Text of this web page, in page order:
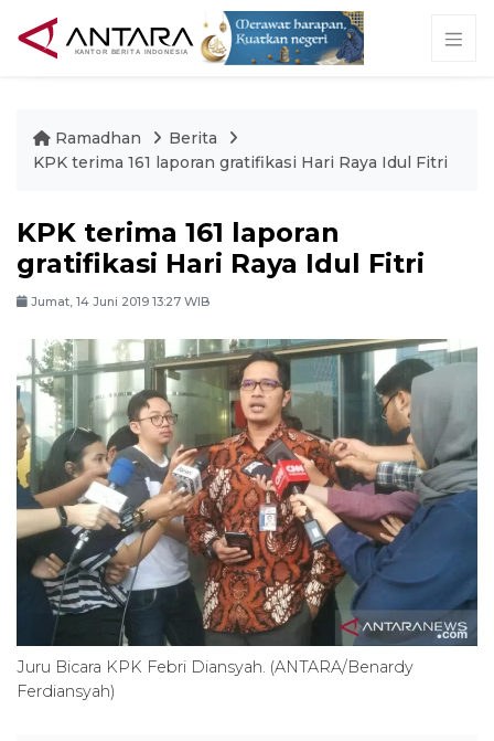
Ramadhan
Berita
KPK terima 161 laporan gratifikasi Hari Raya Idul Fitri
KPK terima 161 laporan
gratifikasi Hari Raya Idul Fitri
Jumat, 14 Juni 2019 13:27 WIB
Juru Bicara KPK Febri Diansyah. (ANTARA/Benardy
Ferdiansyah)